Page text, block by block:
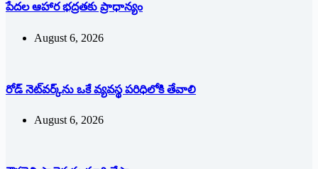
పేదల ఆహార భద్రతకు ప్రాధాన్యం
August 6, 2026
రోడ్ నెట్‌వర్క్‌ను ఒకే వ్య‌వ‌స్థ ప‌రిధిలోకి తేవాలి
August 6, 2026